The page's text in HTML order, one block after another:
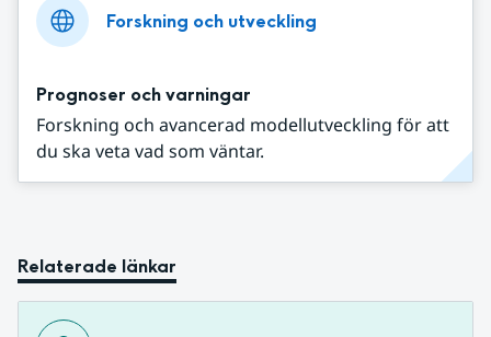
Forskning och utveckling
Prognoser och varningar
Forskning och avancerad modellutveckling för att
du ska veta vad som väntar.
Relaterade länkar